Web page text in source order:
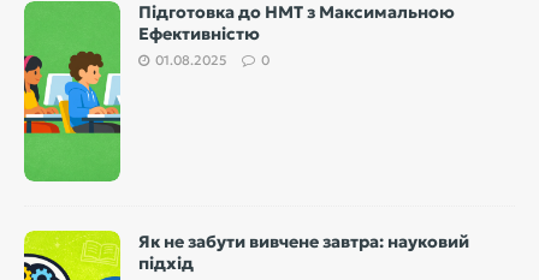
Підготовка до НМТ з Максимальною
Ефективністю
01.08.2025 0
Як не забути вивчене завтра: науковий
підхід